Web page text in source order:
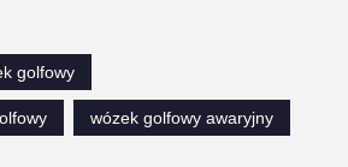
golfowy
wózek golfowy awaryjny